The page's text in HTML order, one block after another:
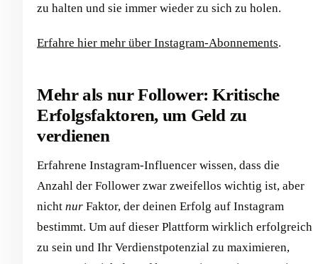
zu halten und sie immer wieder zu sich zu holen.
Erfahre hier mehr über Instagram-Abonnements.
Mehr als nur Follower: Kritische
Erfolgsfaktoren, um Geld zu
verdienen
Erfahrene Instagram-Influencer wissen, dass die
Anzahl der Follower zwar zweifellos wichtig ist, aber
nicht nur Faktor, der deinen Erfolg auf Instagram
bestimmt. Um auf dieser Plattform wirklich erfolgreich
zu sein und Ihr Verdienstpotenzial zu maximieren,